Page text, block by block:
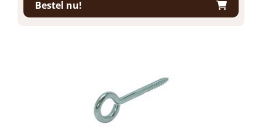
Bestel nu!